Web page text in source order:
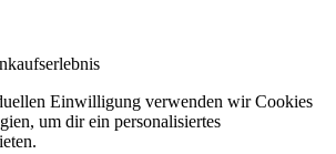
Einwilligung verwenden wir Cookies
um dir ein personalisiertes